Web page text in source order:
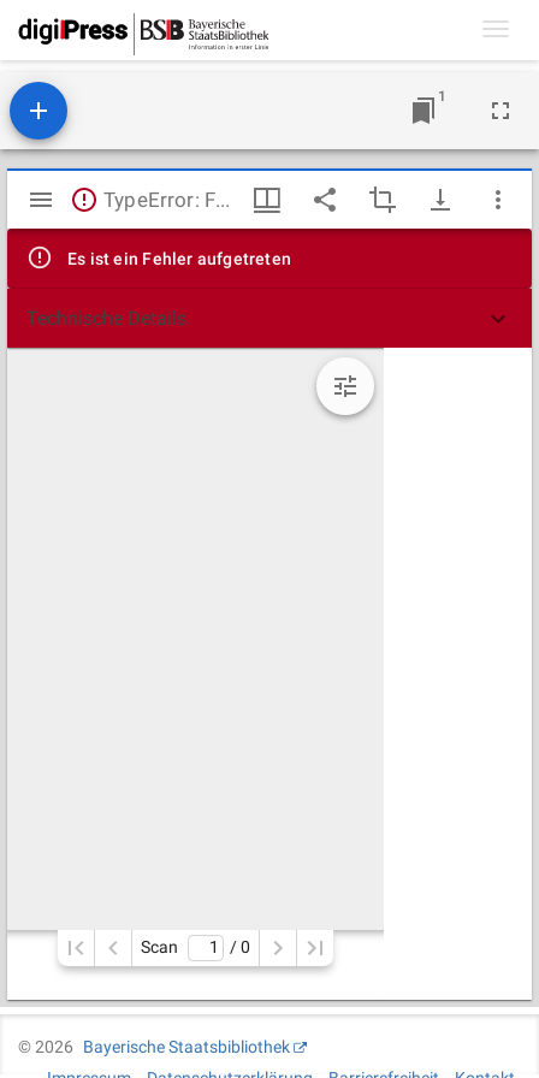
1
Mirador
Viewer
TypeError: Failed to fetch
Es ist ein Fehler aufgetreten
Technische Details
Scan / 0
©2026
Bayerische Staatsbibliothek